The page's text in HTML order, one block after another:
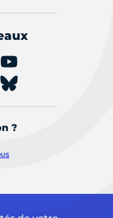
?